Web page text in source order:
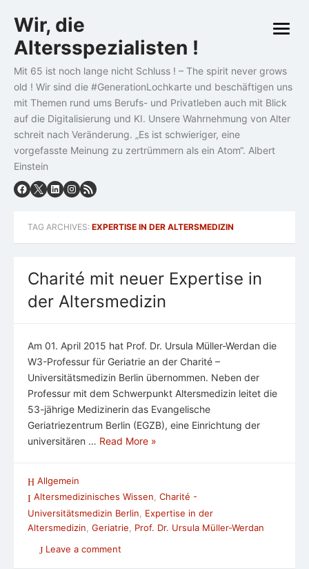
to
content
Wir, die
Altersspezialisten !
Mit 65 ist noch lange nicht Schluss ! – The spirit never grows
old ! Wir sind die #GenerationLochkarte und beschäftigen uns
mit Themen rund ums Berufs- und Privatleben auch mit Blick
auf die Digitalisierung und KI. Unsere Wahrnehmung von Alter
schreit nach Veränderung. „Es ist schwieriger, eine
vorgefasste Meinung zu zertrümmern als ein Atom“. Albert
Einstein
open
TAG ARCHIVES: EXPERTISE IN DER ALTERSMEDIZIN
Charité mit neuer Expertise in
der Altersmedizin
Am 01. April 2015 hat Prof. Dr. Ursula Müller-Werdan die
W3-Professur für Geriatrie an der Charité –
Universitätsmedizin Berlin übernommen. Neben der
Professur mit dem Schwerpunkt Altersmedizin leitet die
53-jährige Medizinerin das Evangelische
Geriatriezentrum Berlin (EGZB), eine Einrichtung der
universitären … Read More »
Allgemein
Altersmedizinisches Wissen, Charité -
Universitätsmedizin Berlin
Expertise in der
Altersmedizin Geriatrie
Prof. Dr. Ursula Müller-Werdan
Leave a comment